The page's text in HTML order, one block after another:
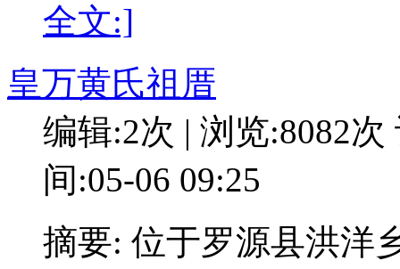
全文:]
皇万黄氏祖厝
编辑:2次 | 浏览:8082次
间:05-06 09:25
摘要: 位于罗源县洪洋